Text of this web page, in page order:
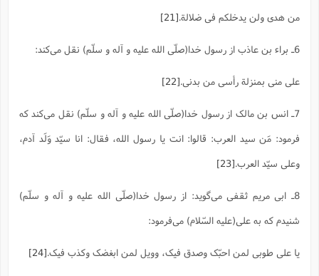
من هدی ولن یدخلکم فی ضلالة.[21]
6ـ براء بن عاذب از رسول خدا(صلّی الله علیه و آله و سلّم) نقل می‌کند:
علی منی بمنزلة رأسی من بدنی.[22]
7ـ انس بن مالک از رسول خدا(صلّی الله علیه و آله و سلّم) نقل می‌کند که
فرمود: مَن سید العرب: قالوا: انت یا رسول الله، فقال: انا سیّد وَلَد آدم،
وعلی سیّد العرب.[23]
8ـ ابی مریم ثقفی می‌گوید: از رسول خدا(صلّی الله علیه و آله و سلّم)
شنیدم که به علی(علیه السّلام) می‌فرمود:
یا علی طوبی لمن احبّک وصدق فیک، وویل لمن ابغضک وکذب فیک.[24]